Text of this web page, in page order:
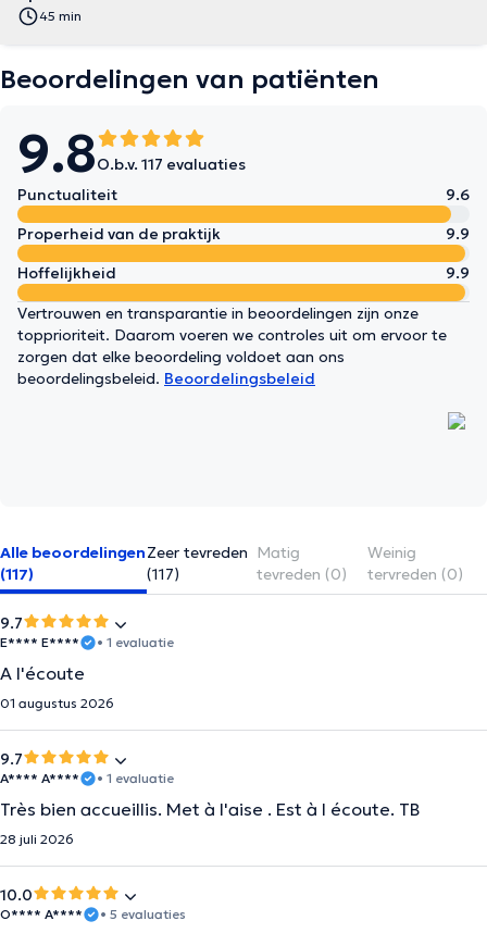
45 min
Beoordelingen van patiënten
9.8O.b.v. 117 evaluaties
Punctualiteit
9.6
Properheid van de praktijk
9.9
Hoffelijkheid
9.9
Vertrouwen en transparantie in beoordelingen zijn onze
topprioriteit. Daarom voeren we controles uit om ervoor te
zorgen dat elke beoordeling voldoet aan ons
beoordelingsbeleid. Beoordelingsbeleid
Alle beoordelingen
(117)
Zeer tevreden
(117)
Matig
tevreden (0)
Weinig
tervreden (0)
9.7
E**** E**** • 1 evaluatie
A l'écoute
01 augustus 2026
9.7
A**** A**** • 1 evaluatie
Très bien accueillis. Met à l'aise . Est à l écoute. TB
28 juli 2026
10.0
O**** A**** • 5 evaluaties